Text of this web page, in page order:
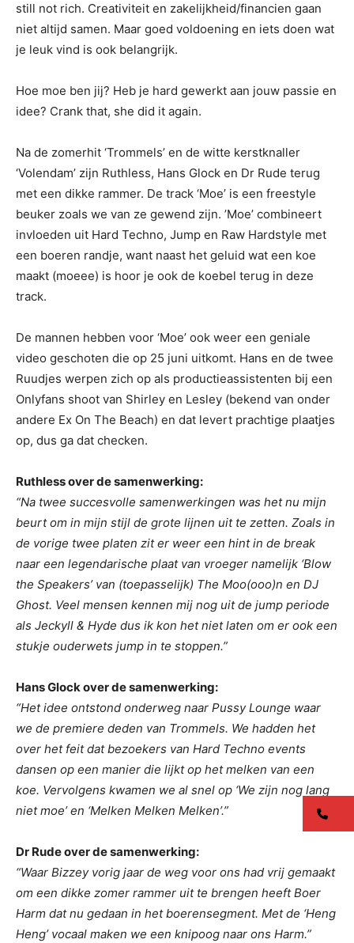
still not rich. Creativiteit en zakelijkheid/financien gaan
niet altijd samen. Maar goed voldoening en iets doen wat
je leuk vind is ook belangrijk.
Hoe moe ben jij? Heb je hard gewerkt aan jouw passie en
idee? Crank that, she did it again.
Na de zomerhit ‘Trommels’ en de witte kerstknaller
‘Volendam’ zijn Ruthless, Hans Glock en Dr Rude terug
met een dikke rammer. De track ‘Moe’ is een freestyle
beuker zoals we van ze gewend zijn. ’Moe’ combineert
invloeden uit Hard Techno, Jump en Raw Hardstyle met
een boeren randje, want naast het geluid wat een koe
maakt (moeee) is hoor je ook de koebel terug in deze
track.
De mannen hebben voor ‘Moe’ ook weer een geniale
video geschoten die op 25 juni uitkomt. Hans en de twee
Ruudjes werpen zich op als productieassistenten bij een
Onlyfans shoot van Shirley en Lesley (bekend van onder
andere Ex On The Beach) en dat levert prachtige plaatjes
op, dus ga dat checken.
Ruthless over de samenwerking:
“Na twee succesvolle samenwerkingen was het nu mijn
beurt om in mijn stijl de grote lijnen uit te zetten. Zoals in
de vorige twee platen zit er weer een hint in de break
naar een legendarische plaat van vroeger namelijk ‘Blow
the Speakers’ van (toepasselijk) The Moo(ooo)n en DJ
Ghost. Veel mensen kennen mij nog uit de jump periode
als Jeckyll & Hyde dus ik kon het niet laten om er ook een
stukje ouderwets jump in te stoppen.”
Hans Glock over de samenwerking:
“Het idee ontstond onderweg naar Pussy Lounge waar
we de premiere deden van Trommels. We hadden het
over het feit dat bezoekers van Hard Techno events
dansen op een manier die lijkt op het melken van een
koe. Vervolgens kwamen we al snel op ‘We zijn nog lang
niet moe’ en ‘Melken Melken Melken’.”
Dr Rude over de samenwerking:
“Waar Bizzey vorig jaar de weg voor ons had vrij gemaakt
om een dikke zomer rammer uit te brengen heeft Boer
Harm dat nu gedaan in het boerensegment. Met de ‘Heng
Heng’ vocaal maken we een knipoog naar ons Harm.”